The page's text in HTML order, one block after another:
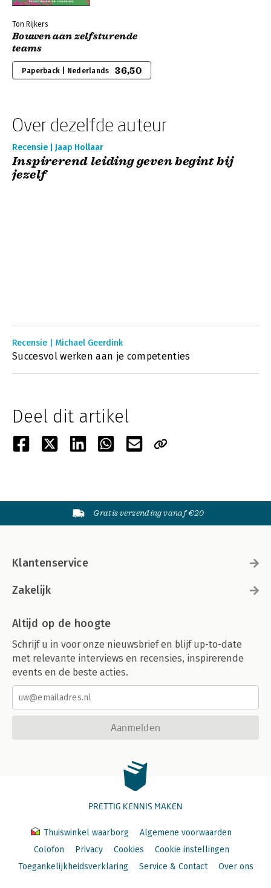
Ton Rijkers
Bouwen aan zelfsturende
teams
Paperback | Nederlands 36,50
Over dezelfde auteur
Recensie | Jaap Hollaar
Inspirerend leiding geven begint bij
jezelf
Recensie | Michael Geerdink
Succesvol werken aan je competenties
Deel dit artikel
Gratis verzending vanaf €20
Klantenservice
Zakelijk
Altijd op de hoogte
Schrijf u in voor onze nieuwsbrief en blijf up-to-date
met relevante interviews en recensies, inspirerende
events en de beste acties.
Aanmelden
PRETTIG KENNIS MAKEN
Thuiswinkel waarborg
Algemene voorwaarden
Colofon
Privacy Cookies
Cookie instellingen
Toegankelijkheidsverklaring
Service & Contact Over ons